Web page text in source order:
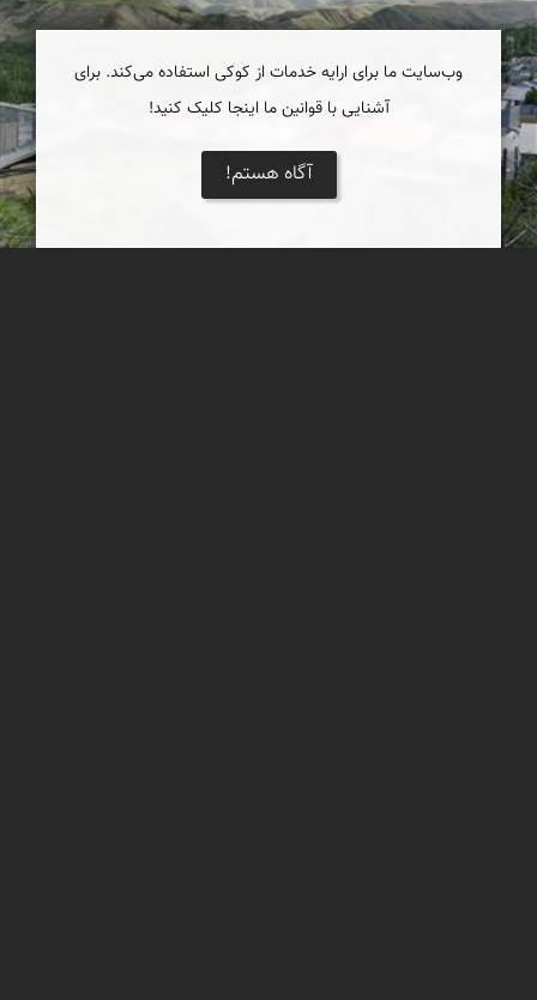
وب‌سایت ما برای ارایه خدمات از کوکی استفاده می‌کند. برای
آشنایی با قوانین ما اینجا کلیک کنید!
آگاه هستم!